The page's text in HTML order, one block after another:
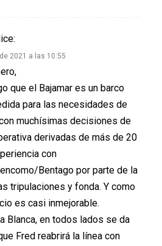
2021 a las 10:55
que el Bajamar es un barco
para las necesidades de
muchísimas decisiones de
derivadas de más de 20
con
Bentago por parte de la
tripulaciones y fonda. Y como
es casi inmejorable.
Blanca, en todos lados se da
Fred reabrirá la línea con